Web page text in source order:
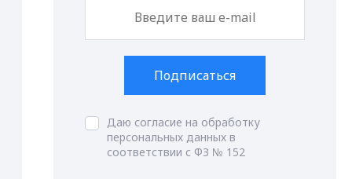
Подписаться
Даю согласие на обработку
персональных данных в
соответствии с ФЗ № 152